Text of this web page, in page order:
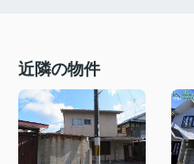
近隣の物件